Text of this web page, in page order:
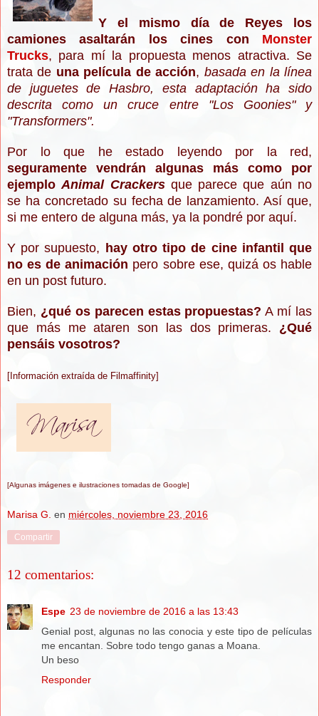
Y el mismo día de Reyes los
camiones asaltarán los cines con Monster
Trucks, para mí la propuesta menos atractiva. Se
trata de una película de acción, basada en la línea
de juguetes de Hasbro, esta adaptación ha sido
descrita como un cruce entre "Los Goonies" y
"Transformers".
Por lo que he estado leyendo por la red,
seguramente vendrán algunas más como por
ejemploAnimal Crackersque parece que aún no
se ha concretado su fecha de lanzamiento. Así que,
si me entero de alguna más, ya la pondré por aquí.
Y por supuesto, hay otro tipo de cine infantil que
no es de animación pero sobre ese, quizá os hable
en un post futuro.
Bien, ¿qué os parecen estas propuestas? A mí las
que más me ataren son las dos primeras. ¿Qué
pensáis vosotros?
[Información extraída de Filmaffinity]
[Algunas imágenes e ilustraciones tomadas de Google]
Marisa G. en miércoles, noviembre 23, 2016
Compartir
12 comentarios:
Espe 23 de noviembre de 2016 a las 13:43
Genial post, algunas no las conocia y este tipo de películas
me encantan. Sobre todo tengo ganas a Moana.
Un beso
Responder